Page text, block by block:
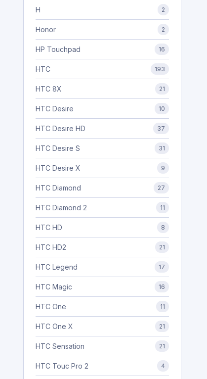
H 2
Honor 2
HP Touchpad 16
HTC 193
HTC 8X 21
HTC Desire 10
HTC Desire HD 37
HTC Desire S 31
HTC Desire X 9
HTC Diamond 27
HTC Diamond 2 11
HTC HD 8
HTC HD2 21
HTC Legend 17
HTC Magic 16
HTC One 11
HTC One X 21
HTC Sensation 21
HTC Touc Pro 2 4